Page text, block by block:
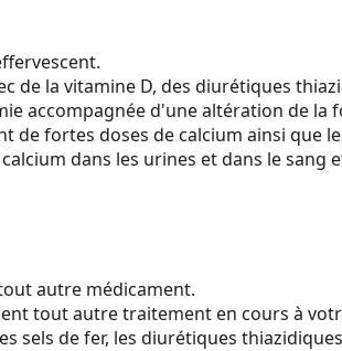
de la vitamine D, des diurétiques
accompagnée d'une altération de la
de fortes doses de calcium ainsi que
dans les urines et dans le sang
autre médicament.
tout autre traitement en cours à
sels de fer, les diurétiques